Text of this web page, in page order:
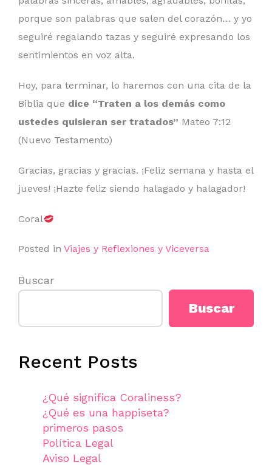
porque son palabras que salen del corazón… y yo
seguiré regalando tazas y seguiré expresando los
sentimientos en voz alta.
Hoy, para terminar, lo haremos con una cita de la
Biblia que dice “Traten a los demás como
ustedes quisieran ser tratados” Mateo 7:12
(Nuevo Testamento)
Gracias, gracias y gracias. ¡Feliz semana y hasta el
jueves! ¡Hazte feliz siendo halagado y halagador!
Coral
Posted in Viajes y Reflexiones y Viceversa
Buscar
Buscar
Recent Posts
¿Qué significa Coraliness?
¿Qué es una happiseta?
primeros pasos
Política Legal
Aviso Legal